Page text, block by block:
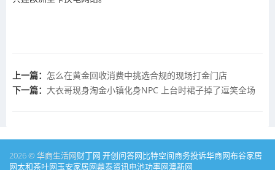
上一篇： 怎么在黄金回收消费中挑选合规的现场打金门店
下一篇： 大衣哥现身淘金小镇化身NPC 上台时裙子掉了逗笑全场
2026 © 华商生活网财丁网 开创问答网比特空间商务投诉华商网布谷家居
网太和茶叶网玉安家居网鼎泰资讯电池功率网澳新网